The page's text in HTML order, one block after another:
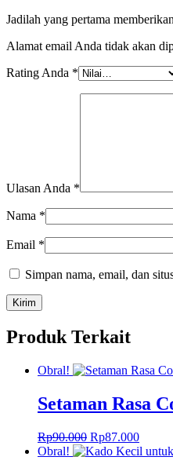
Jadilah yang pertama
Alamat email Anda tidak akan
Rating Anda *
Ulasan Anda *
Nama *
Email *
Simpan nama, email, dan
Produk Terkait
Obral!
Setaman Rasa
Rp90.000 Harga
aslinya
Rp87.000Harga
saat
Obral!